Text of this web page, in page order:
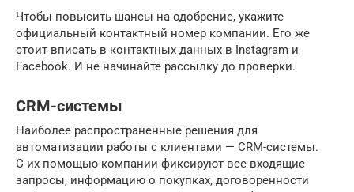
Чтобы повысить шансы на одобрение, укажите
официальный контактный номер компании. Его же
стоит вписать в контактных данных в Instagram и
Facebook. И не начинайте рассылку до проверки.
CRM-системы
Наиболее распространенные решения для
автоматизации работы с клиентами — CRM-системы.
С их помощью компании фиксируют все входящие
запросы, информацию о покупках, договоренности